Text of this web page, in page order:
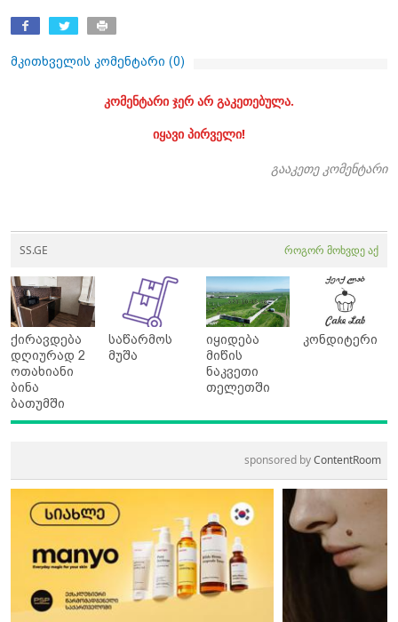
მკითხველის კომენტარი (0)
კომენტარი ჯერ არ გაკეთებულა.
იყავი პირველი!
გააკეთე კომენტარი
SS.GE როგორ მოხვდე აქ
ქირავდება
დღიურად 2
ოთახიანი
ბინა
ბათუმში
საწარმოს
მუშა
იყიდება
მიწის
ნაკვეთი
თელეთში
კონდიტერი
sponsored byContentRoom